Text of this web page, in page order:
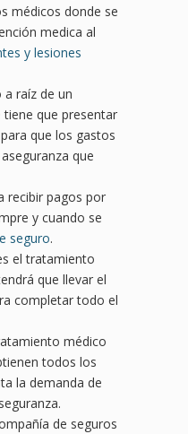
médicos donde se
medica al
y lesiones
a raíz de un
tiene que presentar
que los gastos
que
recibir pagos por
y cuando se
seguro.
el tratamiento
que llevar el
completar todo el
médico
todos los
la demanda de
de seguros